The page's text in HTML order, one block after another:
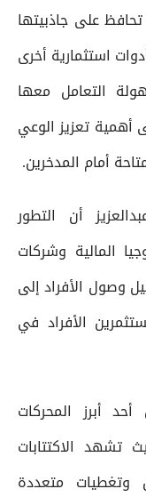
على جاذبيتها
استثمارية أخرى
التعامل معها
أهمية تعزيز الوعي
أمام المدخرين.
أن التطور
المالية وشركات
وصول الأفراد إلى
الأفراد في
أبرز المحركات
تشهد الاكتتابات
وتغطيات متعددة